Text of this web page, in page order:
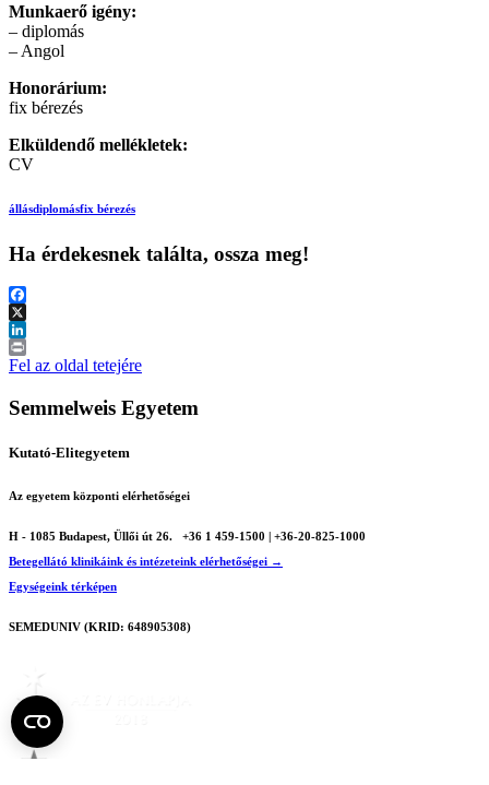
Munkaerő igény:
– diplomás
– Angol
Honorárium:
fix bérezés
Elküldendő mellékletek:
CV
állásdiplomásfix bérezés
Ha érdekesnek találta, ossza meg!
Facebook
X
LinkedIn
Print
Fel az oldal tetejére
Semmelweis Egyetem
Kutató-Elitegyetem
Az egyetem központi elérhetőségei
H - 1085 Budapest, Üllői út 26.
+36 1 459-1500 | +36-20-825-1000
Betegellátó klinikáink és intézeteink elérhetőségei →
Egységeink térképen
SEMEDUNIV (KRID: 648905308)